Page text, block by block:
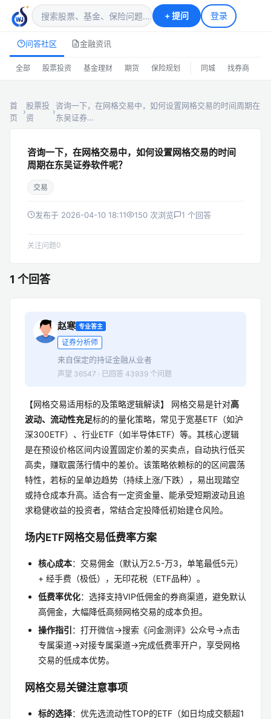
+提问 登录
问答社区 金融资讯
全部 股票投资 基金理财 期货 保险规划 同城 找券商
首
页
›
股票投
资
›
咨询一下，在网格交易中，如何设置网格交易的时间周期在
东吴证券…
咨询一下，在网格交易中，如何设置网格交易的时间
周期在东吴证券软件呢？
交易
发布于 2026-04-10 18:11 150 次浏览 1 个回答
关注问题0
1 个回答
赵寒 专业答主
证券分析师
来自保定的持证金融从业者
声望 36547 · 已回答 43939 个问题
【网格交易适用标的及策略逻辑解读】 网格交易是针对高
波动、流动性充足标的的量化策略，常见于宽基ETF（如沪
深300ETF）、行业ETF（如半导体ETF）等。其核心逻辑
是在预设价格区间内设置固定价差的买卖点，自动执行低买
高卖，赚取震荡行情中的差价。该策略依赖标的的区间震荡
特性，若标的呈单边趋势（持续上涨/下跌），易出现踏空
或持仓成本升高。适合有一定资金量、能承受短期波动且追
求稳健收益的投资者，常结合定投降低初始建仓风险。
场内ETF网格交易低费率方案
核心成本：交易佣金（默认万2.5-万3，单笔最低5元）
+ 经手费（极低），无印花税（ETF品种）。
低费率优化：选择支持VIP低佣金的券商渠道，避免默认
高佣金，大幅降低高频网格交易的成本负担。
操作指引 ：打开微信→搜索《问金测评》公众号→点击
专属渠道→对接专属渠道→完成低费率开户，享受网格
交易的低成本优势。
网格交易关键注意事项
标的选择：优先选流动性TOP的ETF（如日均成交额超1